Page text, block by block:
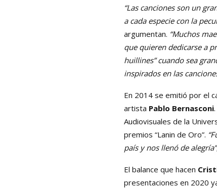
“Las canciones son un
a cada especie con la
argumentan. “Muchos
que quieren dedicarse a
huillines” cuando sea
inspirados en las
En 2014 se emitió por el
artista Pablo Bernasconi
Audiovisuales de la
premios “Lanin de Oro”.
país y nos llenó de alegría”
El balance que hacen
presentaciones en 2020